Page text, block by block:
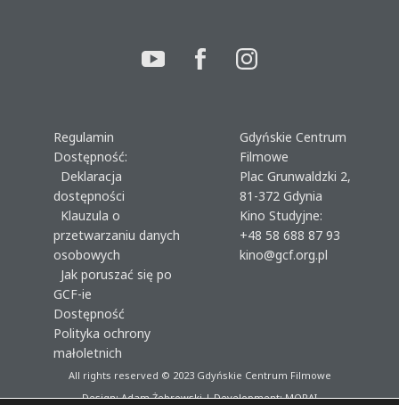
Regulamin
Dostępność:
Deklaracja
dostępności
Klauzula o
przetwarzaniu danych
osobowych
Jak poruszać się po
GCF-ie
Dostępność
Polityka ochrony
małoletnich
Gdyńskie Centrum
Filmowe
Plac Grunwaldzki 2,
81-372 Gdynia
Kino Studyjne:
+48 58 688 87 93
kino@gcf.org.pl
All rights reserved © 2023Gdyńskie Centrum Filmowe
Design: Adam Żebrowski | Development:MORAI